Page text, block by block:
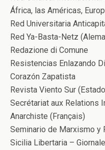
África, las Américas,
Red Universitaria
Red Ya-Basta-Netz
Redazione di Comune
Resistencias Enlazando
Corazón Zapatista
Revista Viento Sur
Secrétariat aux Relations
Anarchiste (Français)
Seminario de Marxismo y
Sicilia Libertaria –